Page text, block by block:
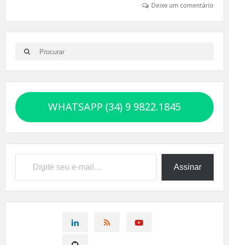
Deixe um comentário
Search
for:
Search
WHATSAPP (34) 9 9822.1845
Digite seu e-mail…
Assinar
CONNECT CONNECT